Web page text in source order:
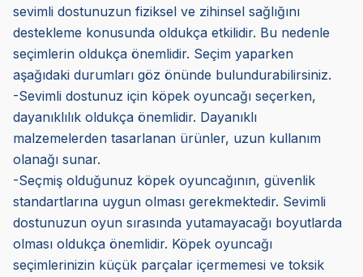
sevimli dostunuzun fiziksel ve zihinsel sağlığını
destekleme konusunda oldukça etkilidir. Bu nedenle
seçimlerin oldukça önemlidir. Seçim yaparken
aşağıdaki durumları göz önünde bulundurabilirsiniz.
-Sevimli dostunuz için köpek oyuncağı seçerken,
dayanıklılık oldukça önemlidir. Dayanıklı
malzemelerden tasarlanan ürünler, uzun kullanım
olanağı sunar.
-Seçmiş olduğunuz köpek oyuncağının, güvenlik
standartlarına uygun olması gerekmektedir. Sevimli
dostunuzun oyun sırasında yutamayacağı boyutlarda
olması oldukça önemlidir. Köpek oyuncağı
seçimlerinizin küçük parçalar içermemesi ve toksik